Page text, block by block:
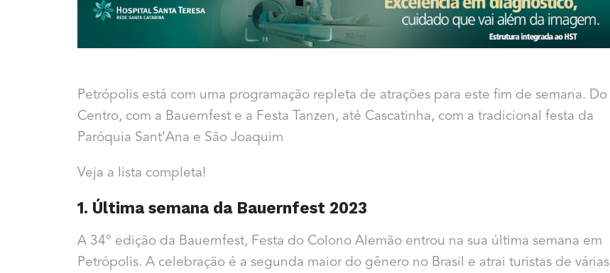
Petrópolis está com uma programação repleta de atrações para este fim de semana. Do
Centro, com a Bauernfest e a Festa Tanzen, até Cascatinha, com a tradicional festa da
Paróquia Sant’Ana e São Joaquim
Veja a lista completa!
1. Última semana da Bauernfest 2023
A 34° edição da Bauernfest, Festa do Colono Alemão entrou na sua última semana em
Petrópolis. A celebração é a segunda maior do gênero no Brasil e atrai turistas de várias